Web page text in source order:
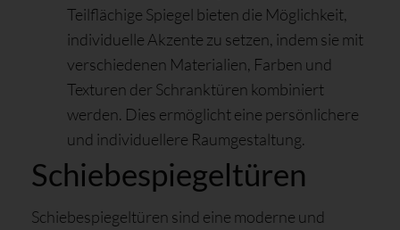
Teilflächige Spiegel bieten die Möglichkeit,
individuelle Akzente zu setzen, indem sie mit
verschiedenen Materialien, Farben und
Texturen der Schranktüren kombiniert
werden. Dies ermöglicht eine persönlichere
und individuellere Raumgestaltung.
Schiebespiegeltüren
Schiebespiegeltüren sind eine moderne und